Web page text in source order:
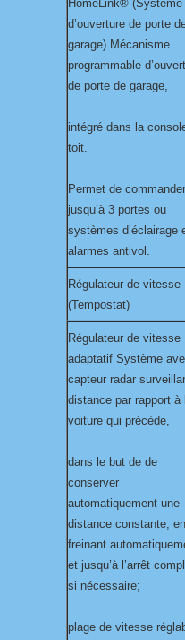
HomeLink® (Système
d’ouverture de porte
garage) Mécanisme
programmable
de porte de garage,
intégré dans la
toit.
Permet de commander
jusqu’à 3 portes ou
systèmes d’éclairage
alarmes antivol.
Régulateur de vitesse
(Tempostat)
Régulateur de vitesse
adaptatif Système
capteur radar
distance par rapport à
voiture qui précède,
dans le but de de
conserver
automatiquement une
distance constante, en
freinant
et jusqu’à l’arrêt
si nécessaire;
plage de vitesse